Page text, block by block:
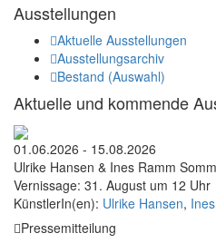
Ausstellungen
Aktuelle Ausstellungen
Ausstellungsarchiv
Bestand (Auswahl)
Aktuelle und kommende
01.06.2026 - 15.08.2026
Ulrike Hansen & Ines Ramm
Vernissage: 31. August um 12 Uhr
KünstlerIn(en): Ulrike Hansen,
Pressemitteilung